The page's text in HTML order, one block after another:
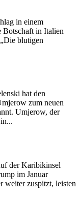
in einem
Botschaft in Italien
blutigen
hat den
zum neuen
Umjerow, der
der Karibikinsel
im Januar
weiter zuspitzt, leisten